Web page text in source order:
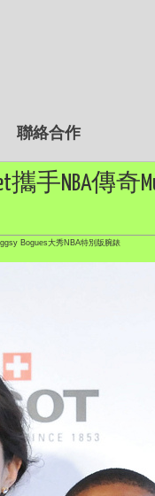
聯絡合作
攜手NBA傳奇
Bogues大秀NBA特別版腕錶